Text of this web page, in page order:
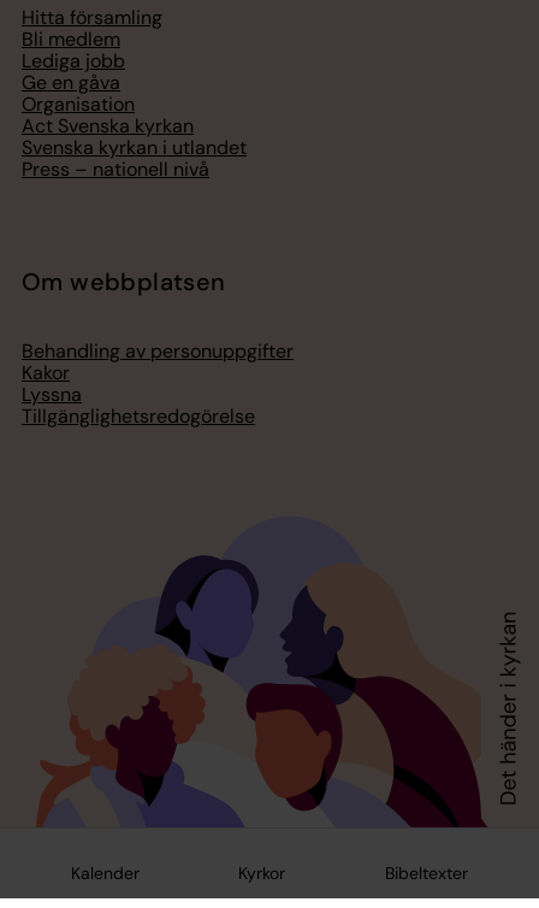
Kalender Kyrkor Bibeltexter
Hitta församling
Bli medlem
Lediga jobb
Ge en gåva
Organisation
Act Svenska kyrkan
Svenska kyrkan i utlandet
Press – nationell nivå
Om webbplatsen
Behandling av personuppgifter
Kakor
Lyssna
Tillgänglighetsredogörelse